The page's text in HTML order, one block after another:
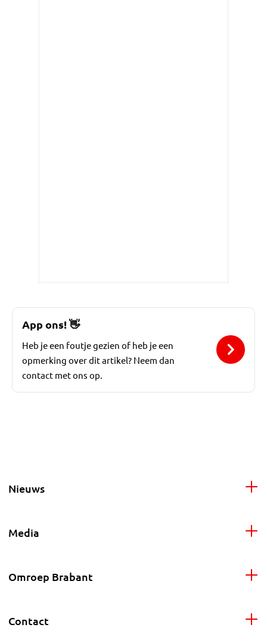
App ons! 👋
Heb je een foutje gezien of heb je een
opmerking over dit artikel? Neem dan
contact met ons op.
Nieuws
Media
Omroep Brabant
Contact